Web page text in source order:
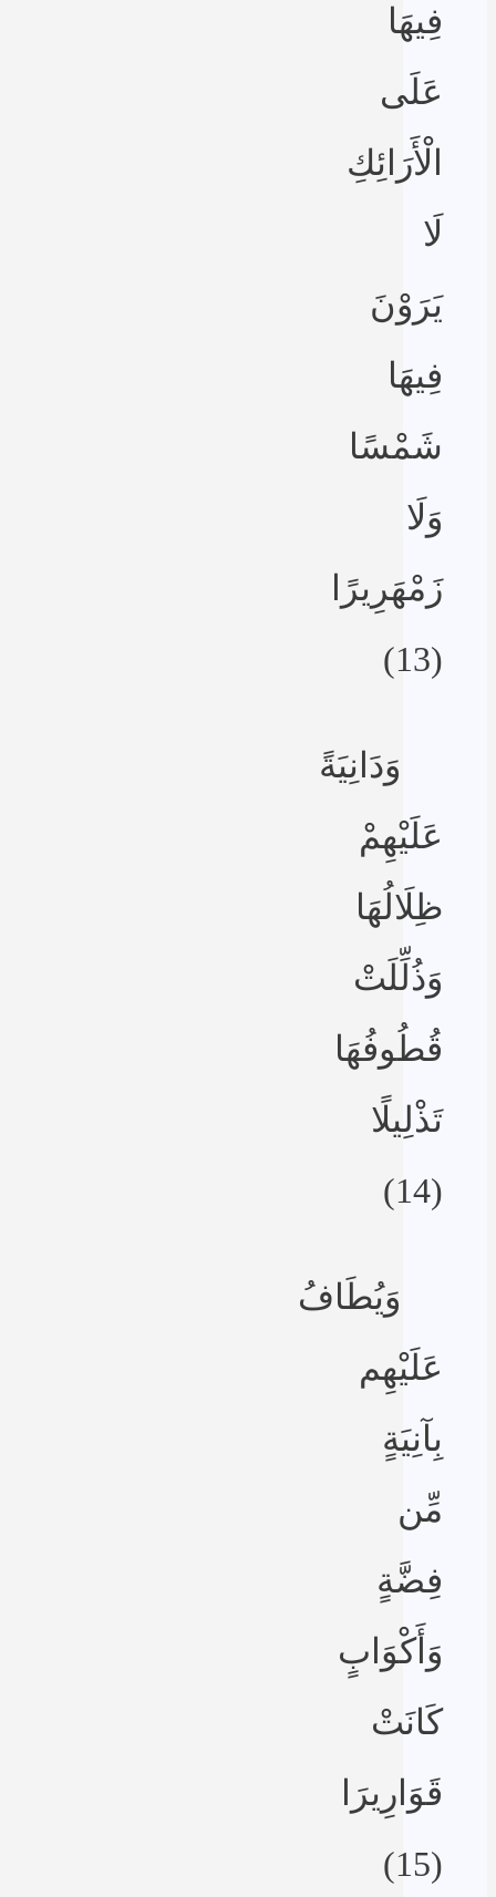
فِيهَا
عَلَى
الْأَرَائِكِ
لَا
يَرَوْنَ
فِيهَا
شَمْسًا
وَلَا
زَمْهَرِيرًا
(13)
وَدَانِيَةً
عَلَيْهِمْ
ظِلَالُهَا
وَذُلِّلَتْ
قُطُوفُهَا
تَذْلِيلًا
(14)
وَيُطَافُ
عَلَيْهِم
بِآنِيَةٍ
مِّن
فِضَّةٍ
وَأَكْوَابٍ
كَانَتْ
قَوَارِيرَا
(15)